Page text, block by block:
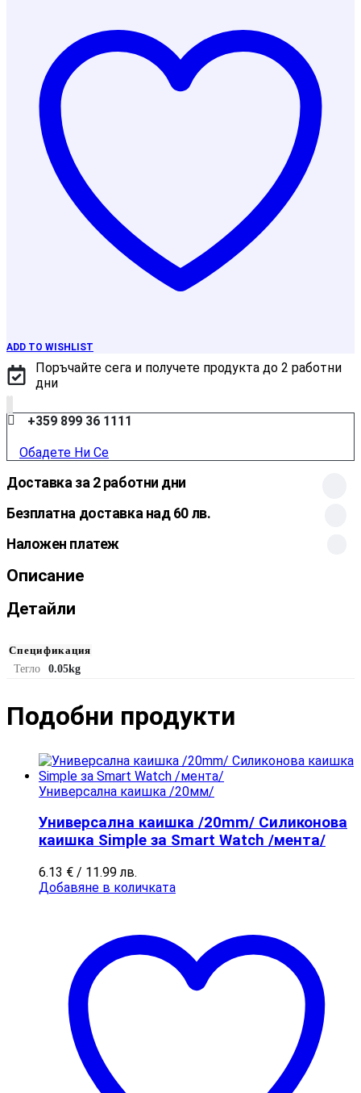
ADD TO WISHLIST
Поръчайте сега и получете продукта до 2 работни
дни
+359 899 36 1111
Обадете Ни Се
Доставка за 2 работни дни
Безплатна доставка над 60 лв.
Наложен платеж
Описание
Детайли
Спецификация
Тегло
0.05kg
Подобни продукти​
Универсална каишка /20мм/
Универсална каишка /20mm/ Силиконова
каишка Simple за Smart Watch /мента/
6.13 € / 11.99 лв.
Добавяне в количката